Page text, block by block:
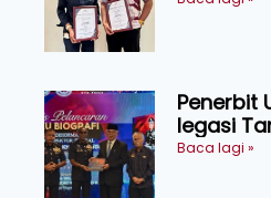
Penerbit
legasi
menerusi
Baca lagi »